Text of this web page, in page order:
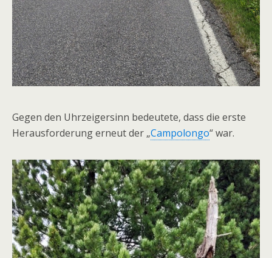
Gegen den Uhrzeigersinn bedeutete, dass die erste
Herausforderung erneut der „Campolongo“ war.